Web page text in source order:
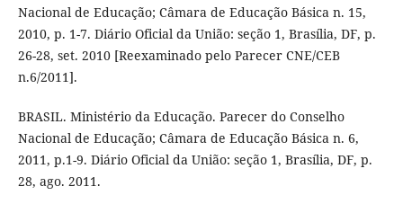
Nacional de Educação; Câmara de Educação Básica n. 15,
2010, p. 1-7. Diário Oficial da União: seção 1, Brasília, DF, p.
26-28, set. 2010 [Reexaminado pelo Parecer CNE/CEB
n.6/2011].
BRASIL. Ministério da Educação. Parecer do Conselho
Nacional de Educação; Câmara de Educação Básica n. 6,
2011, p.1-9. Diário Oficial da União: seção 1, Brasília, DF, p.
28, ago. 2011.